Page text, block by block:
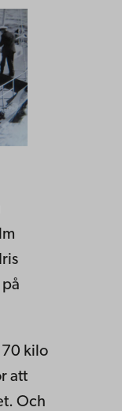
kilo
att
Och